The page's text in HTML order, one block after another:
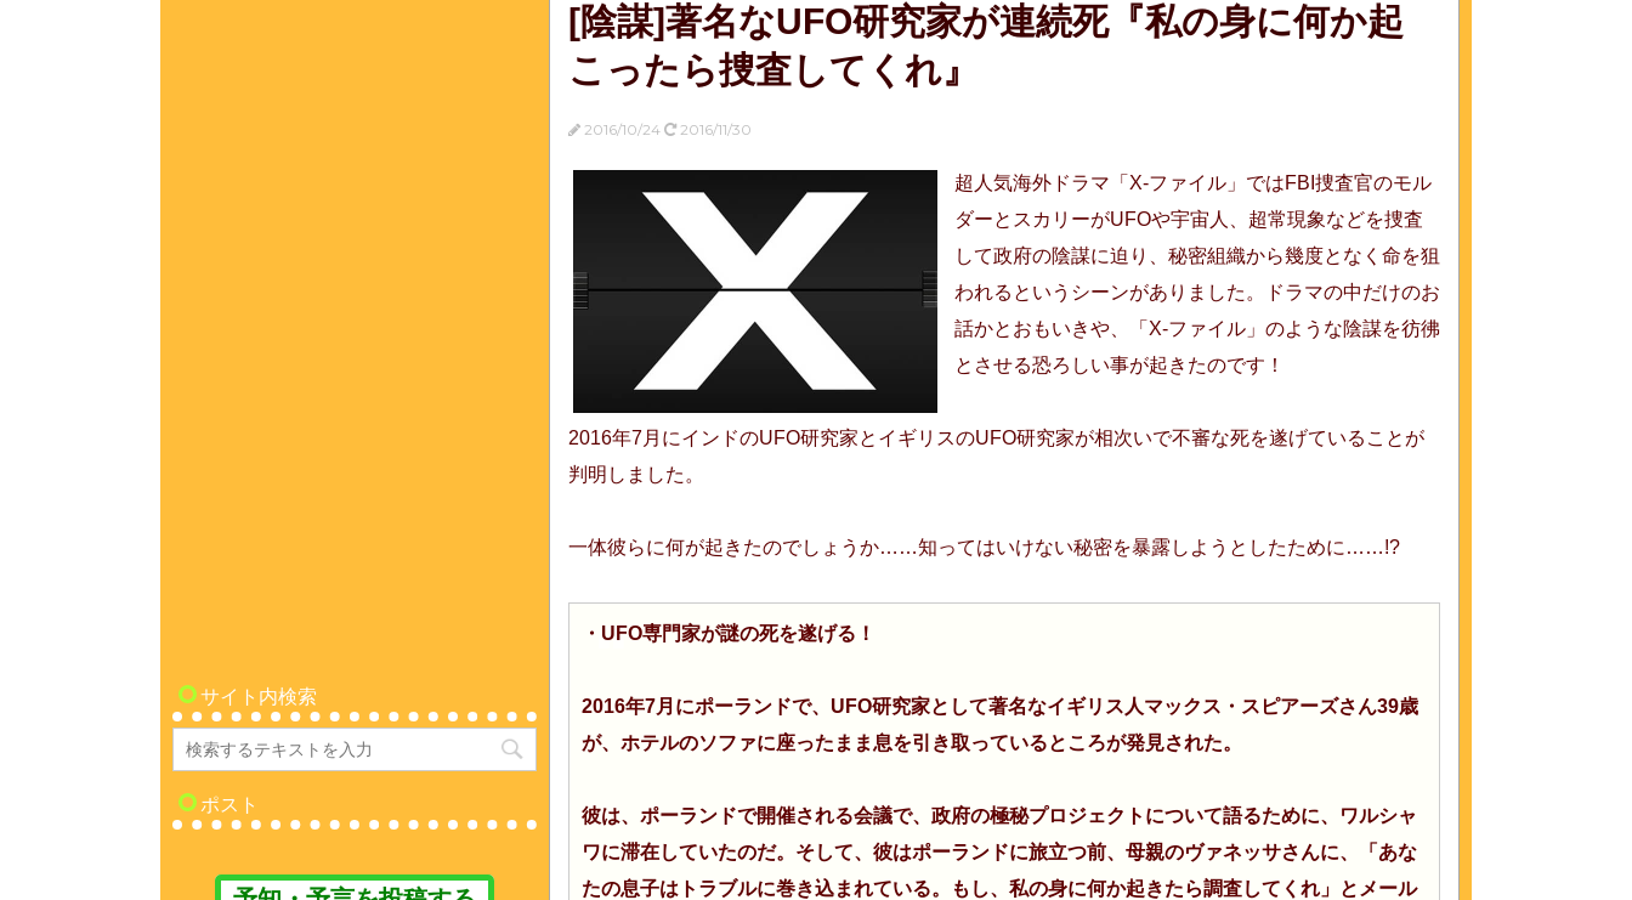
[陰謀]著名なUFO研究家が連続死『私の身に何か起
こったら捜査してくれ』
2016/10/24 2016/11/30
超人気海外ドラマ「X-ファイル」ではFBI捜査官のモル
ダーとスカリーがUFOや宇宙人、超常現象などを捜査
して政府の陰謀に迫り、秘密組織から幾度となく命を狙
われるというシーンがありました。ドラマの中だけのお
話かとおもいきや、「X-ファイル」のような陰謀を彷彿
とさせる恐ろしい事が起きたのです！
2016年7月にインドのUFO研究家とイギリスのUFO研究家が相次いで不審な死を遂げていることが
判明しました。
一体彼らに何が起きたのでしょうか……知ってはいけない秘密を暴露しようとしたために……!?
・UFO専門家が謎の死を遂げる！
2016年7月にポーランドで、UFO研究家として著名なイギリス人マックス・スピアーズさん39歳
が、ホテルのソファに座ったまま息を引き取っているところが発見された。
彼は、ポーランドで開催される会議で、政府の極秘プロジェクトについて語るために、ワルシャ
ワに滞在していたのだ。そして、彼はポーランドに旅立つ前、母親のヴァネッサさんに、「あな
たの息子はトラブルに巻き込まれている。もし、私の身に何か起きたら調査してくれ」とメール
サイト内検索
ポスト